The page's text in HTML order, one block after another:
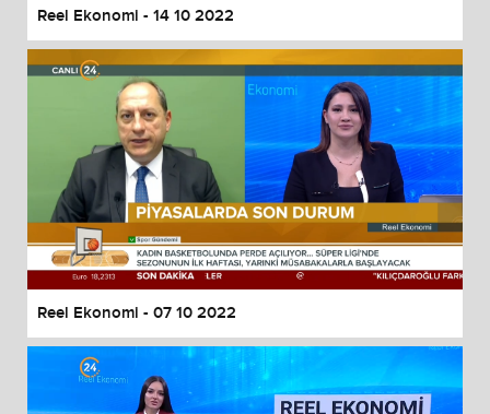
Reel Ekonomi - 14 10 2022
Reel Ekonomi - 07 10 2022